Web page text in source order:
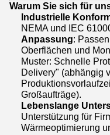
Warum Sie sich für
Industrielle
NEMA und IEC
Anpassung:
Oberflächen und
Muster: Schnelle
Delivery" (abhängig
Großaufträge).
Lebenslange
Unterstützung für
Wärmeoptimierung